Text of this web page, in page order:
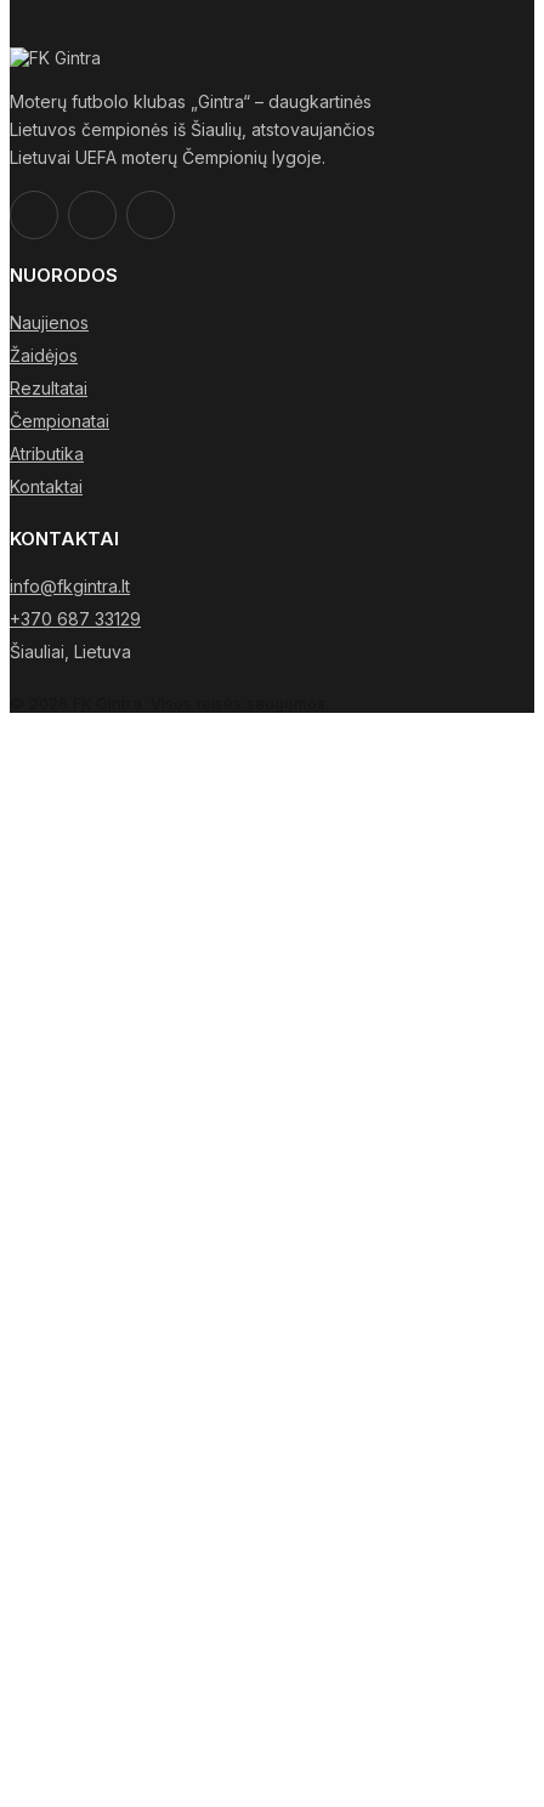
Moterų futbolo klubas „Gintra“ – daugkartinės
Lietuvos čempionės iš Šiaulių, atstovaujančios
Lietuvai UEFA moterų Čempionių lygoje.
NUORODOS
Naujienos
Žaidėjos
Rezultatai
Čempionatai
Atributika
Kontaktai
KONTAKTAI
info@fkgintra.lt
+370 687 33129
Šiauliai, Lietuva